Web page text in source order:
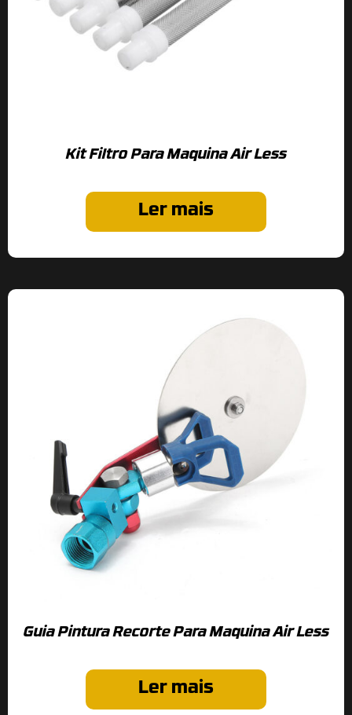
Kit Filtro Para Maquina Air Less
Ler mais
Guia Pintura Recorte Para Maquina Air Less
Ler mais